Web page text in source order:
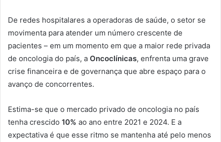
De redes hospitalares a operadoras de saúde, o setor se
movimenta para atender um número crescente de
pacientes – em um momento em que a maior rede privada
de oncologia do país, a Oncoclínicas, enfrenta uma grave
crise financeira e de governança que abre espaço para o
avanço de concorrentes.
Estima-se que o mercado privado de oncologia no país
tenha crescido 10% ao ano entre 2021 e 2024. E a
expectativa é que esse ritmo se mantenha até pelo menos